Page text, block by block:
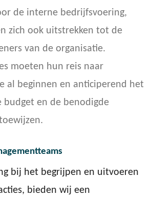
de interne bedrijfsvoering,
zich ook uitstrekken tot de
van de organisatie.
moeten hun reis naar
al beginnen en anticiperend het
budget en de benodigde
bij het begrijpen en uitvoeren
bieden wij een